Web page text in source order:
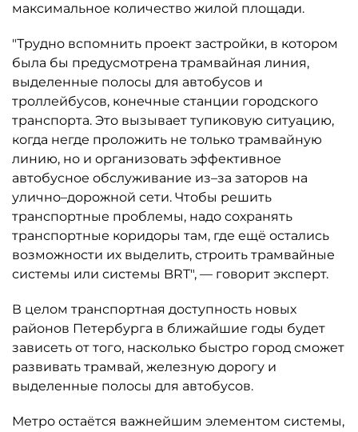
максимальное количество жилой площади.
"Трудно вспомнить проект застройки, в котором
была бы предусмотрена трамвайная линия,
выделенные полосы для автобусов и
троллейбусов, конечные станции городского
транспорта. Это вызывает тупиковую ситуацию,
когда негде проложить не только трамвайную
линию, но и организовать эффективное
автобусное обслуживание из–за заторов на
улично–дорожной сети. Чтобы решить
транспортные проблемы, надо сохранять
транспортные коридоры там, где ещё остались
возможности их выделить, строить трамвайные
системы или системы BRT", — говорит эксперт.
В целом транспортная доступность новых
районов Петербурга в ближайшие годы будет
зависеть от того, насколько быстро город сможет
развивать трамвай, железную дорогу и
выделенные полосы для автобусов.
Метро остаётся важнейшим элементом системы,